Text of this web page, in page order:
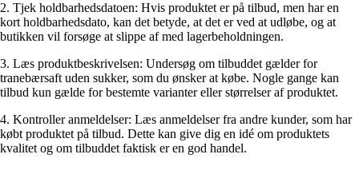
2. Tjek holdbarhedsdatoen: Hvis produktet er på tilbud, men har en
kort holdbarhedsdato, kan det betyde, at det er ved at udløbe, og at
butikken vil forsøge at slippe af med lagerbeholdningen.
3. Læs produktbeskrivelsen: Undersøg om tilbuddet gælder for
tranebærsaft uden sukker, som du ønsker at købe. Nogle gange kan
tilbud kun gælde for bestemte varianter eller størrelser af produktet.
4. Kontroller anmeldelser: Læs anmeldelser fra andre kunder, som har
købt produktet på tilbud. Dette kan give dig en idé om produktets
kvalitet og om tilbuddet faktisk er en god handel.